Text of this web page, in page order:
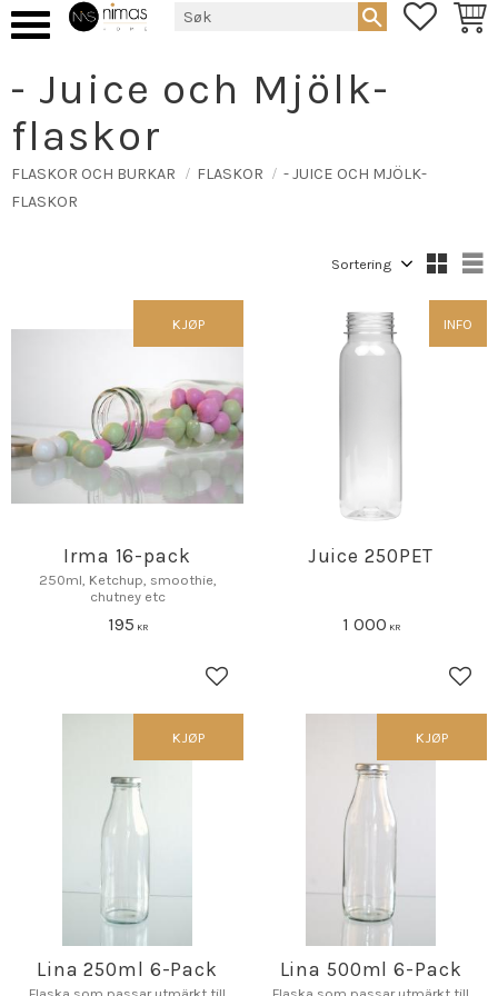
- Juice och Mjölk-
flaskor
FLASKOR OCH BURKAR FLASKOR
- JUICE OCH MJÖLK-
FLASKOR
Irma 16-pack
250ml, Ketchup, smoothie,
chutney etc
195 KR
Lagre som favoritt
KJØP
Juice 250PET
1 000 KR
INFO
Lina 250ml 6-Pack
KJØP
Lina 500ml 6-Pack
KJØP